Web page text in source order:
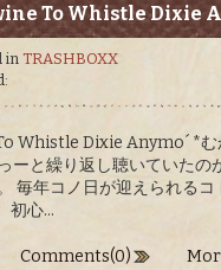
To Whistle Dixie
in TRASHBOXX
Whistle Dixie Anymo´ *む
ーと繰り返し聴いていたの
毎年コノ日が迎えられる
初心...
Comments(0)